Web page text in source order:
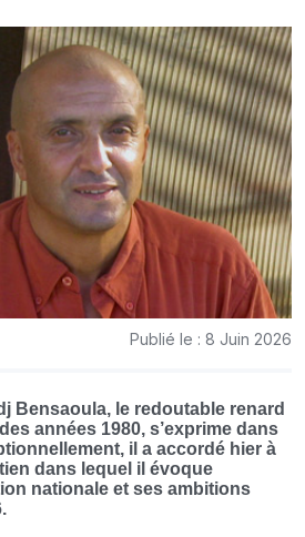
Publié le : 8 Juin 2026
Bensaoula, le redoutable renard
années 1980, s’exprime dans
il a accordé hier à
dans lequel il évoque
nationale et ses ambitions